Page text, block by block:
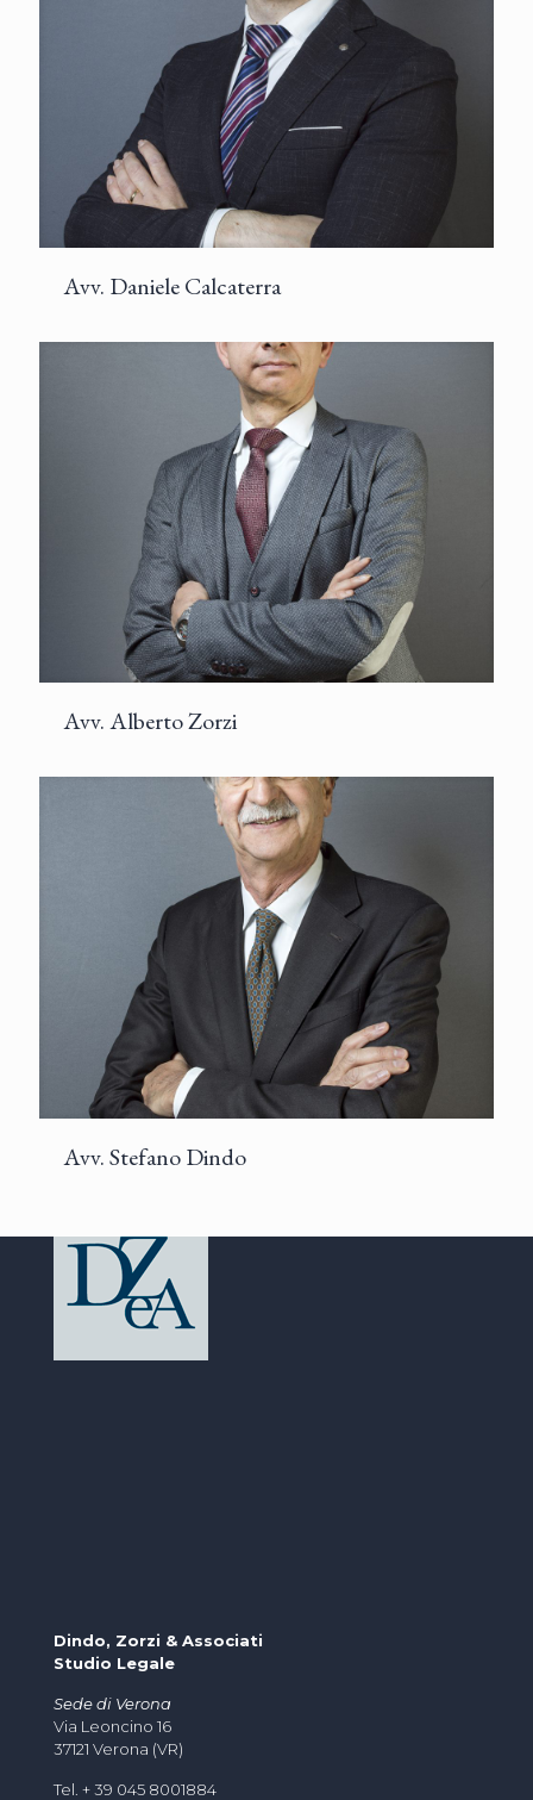
Avv. Daniele Calcaterra
Avv. Alberto Zorzi
Avv. Stefano Dindo
Dindo, Zorzi & Associati
Studio Legale
Sede di Verona
Via Leoncino 16
37121 Verona (VR)
Tel. + 39 045 8001884